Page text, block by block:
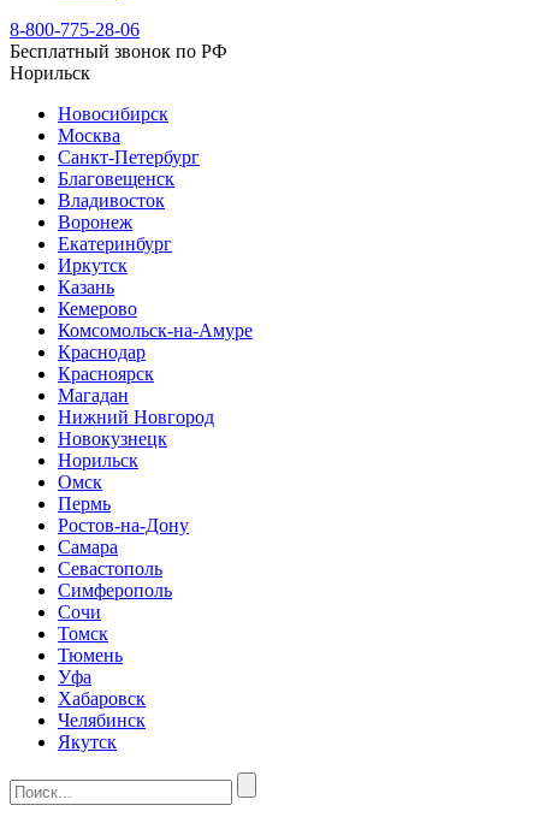
8-800-775-28-06
Бесплатный звонок по РФ
Норильск
Новосибирск
Москва
Санкт-Петербург
Благовещенск
Владивосток
Воронеж
Екатеринбург
Иркутск
Казань
Кемерово
Комсомольск-на-Амуре
Краснодар
Красноярск
Магадан
Нижний Новгород
Новокузнецк
Норильск
Омск
Пермь
Ростов-на-Дону
Самара
Севастополь
Симферополь
Сочи
Томск
Тюмень
Уфа
Хабаровск
Челябинск
Якутск